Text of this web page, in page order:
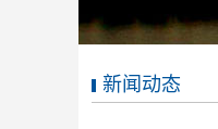
新闻动态